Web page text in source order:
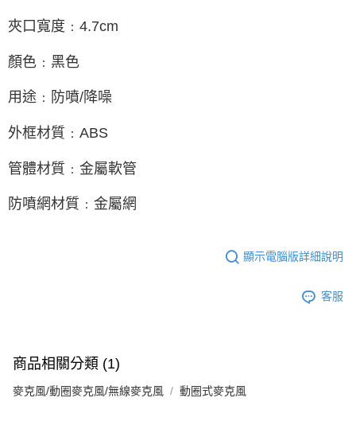
夾口寬度﹕4.7cm
顏色﹕黑色
用途﹕防噴/降噪
外框材質﹕ABS
管體材質﹕金屬軟管
防噴網材質﹕金屬網
顯示電腦版詳細說明
客服
商品相關分類 (1)
麥克風/動圈麥克風/無線麥克風 動圈式麥克風